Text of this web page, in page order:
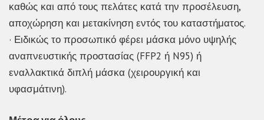
καθώς και από τους πελάτες κατά την προσέλευση,
αποχώρηση και μετακίνηση εντός του καταστήματος.
· Ειδικώς το προσωπικό φέρει μάσκα μόνο υψηλής
αναπνευστικής προστασίας (FFP2 ή N95) ή
εναλλακτικά διπλή μάσκα (χειρουργική και
υφασμάτινη).